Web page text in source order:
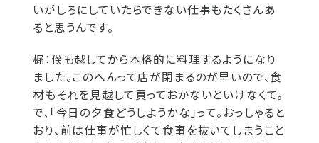
いがしろにしていたらできない仕事もたくさんあ
ると思うんです。
梶：僕も越してから本格的に料理するようになり
ました。このへんって店が閉まるのが早いので、食
材もそれを見越して買っておかないといけなくて。
で、「今日の夕食どうしようかな」って。おっしゃると
おり、前は仕事が忙しくて食事を抜いてしまうこと